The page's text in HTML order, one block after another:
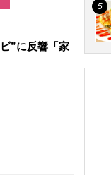
”に反響「家